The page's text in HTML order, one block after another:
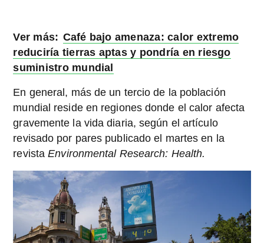
Ver más: Café bajo amenaza: calor extremo
reduciría tierras aptas y pondría en riesgo
suministro mundial
En general, más de un tercio de la población
mundial reside en regiones donde el calor afecta
gravemente la vida diaria, según el artículo
revisado por pares publicado el martes en la
revistaEnvironmental Research: Health.